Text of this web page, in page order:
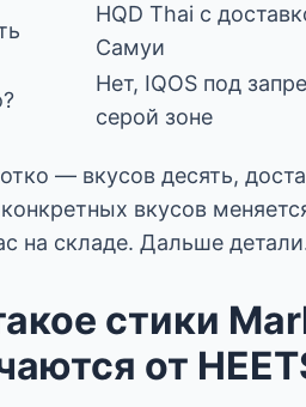
HQD Thai с
Самуи
Нет, IQOS под
серой зоне
— вкусов десять,
вкусов
на складе. Дальше
стики
от